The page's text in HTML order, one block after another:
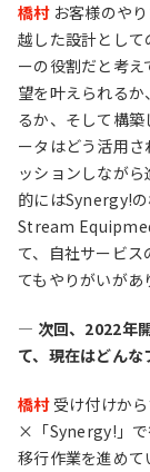
橋村お客様のや
越した設計として
ーの役割だと考
望を叶えられる
るか、そして構
ータはどう活用
ッションしなが
的にはSynergy!
Stream
て、自社サービ
てもやりがいがあ
― 次回、2022年
て、現在はどんな
橋村受け付けか
×「Synergy!」で
移行作業を進め